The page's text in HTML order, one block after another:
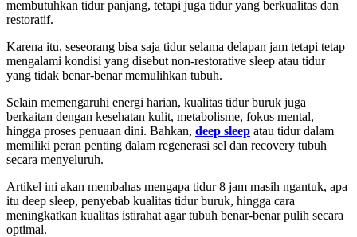
membutuhkan tidur panjang, tetapi juga tidur yang berkualitas dan
restoratif.
Karena itu, seseorang bisa saja tidur selama delapan jam tetapi tetap
mengalami kondisi yang disebut non-restorative sleep atau tidur
yang tidak benar-benar memulihkan tubuh.
Selain memengaruhi energi harian, kualitas tidur buruk juga
berkaitan dengan kesehatan kulit, metabolisme, fokus mental,
hingga proses penuaan dini. Bahkan, deep sleep atau tidur dalam
memiliki peran penting dalam regenerasi sel dan recovery tubuh
secara menyeluruh.
Artikel ini akan membahas mengapa tidur 8 jam masih ngantuk, apa
itu deep sleep, penyebab kualitas tidur buruk, hingga cara
meningkatkan kualitas istirahat agar tubuh benar-benar pulih secara
optimal.